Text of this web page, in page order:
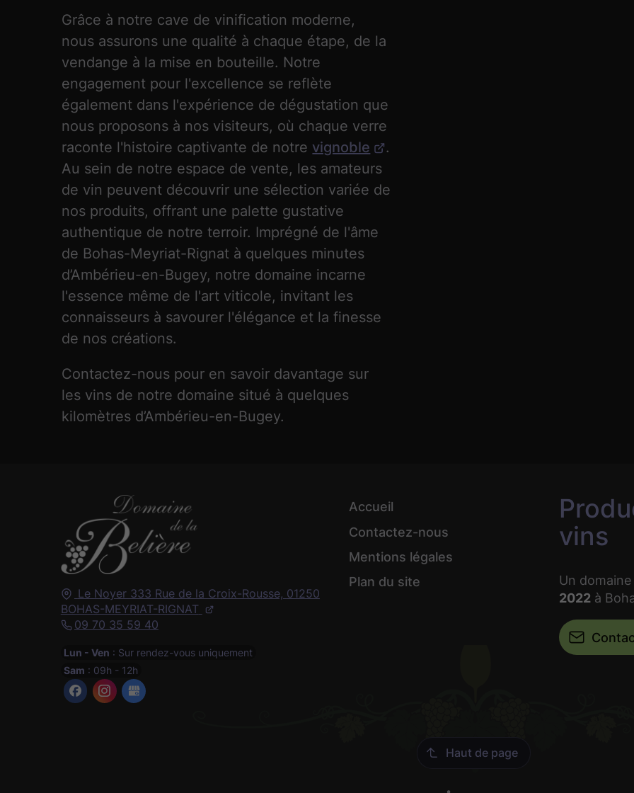
Grâce à notre cave de vinification moderne,
nous assurons une qualité à chaque étape, de la
vendange à la mise en bouteille. Notre
engagement pour l'excellence se reflète
également dans l'expérience de dégustation que
nous proposons à nos visiteurs, où chaque verre
raconte l'histoire captivante de notre vignoble
.
Au sein de notre espace de vente, les amateurs
de vin peuvent découvrir une sélection variée de
nos produits, offrant une palette gustative
authentique de notre terroir. Imprégné de l'âme
de Bohas-Meyriat-Rignat à quelques minutes
d’Ambérieu-en-Bugey, notre domaine incarne
l'essence même de l'art viticole, invitant les
connaisseurs à savourer l'élégance et la finesse
de nos créations.
Contactez-nous pour en savoir davantage sur
les vins de notre domaine situé à quelques
kilomètres d’Ambérieu-en-Bugey.
Le Noyer 333 Rue de la Croix-Rousse, 01250
BOHAS-MEYRIAT-RIGNAT
09 70 35 59 40
Lun - Ven : Sur rendez-vous uniquement
Sam : 09h - 12h
Accueil
Contactez-nous
Mentions légales
Plan du site
vins
Un
2022 à
Haut de page